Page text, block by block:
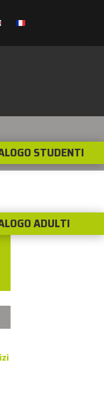
STUDENTI
ADULTI